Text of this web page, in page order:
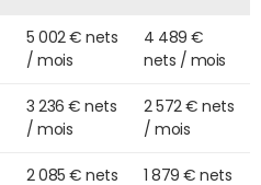
5 002 € nets
/ mois
4 489 €
nets / mois
3 236 € nets
/ mois
2 572 € nets
/ mois
2 085 € nets
1 879 € nets